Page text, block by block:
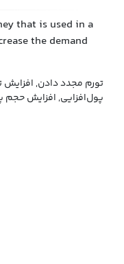
that is used in a
the demand
تورم مجدد دادن, افزایش
پول‌افزایی, افزایش